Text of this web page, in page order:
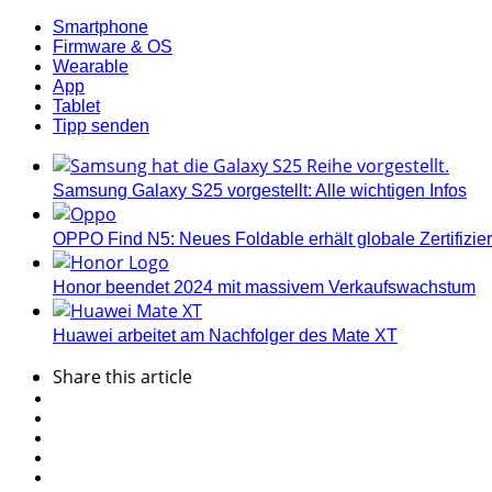
Smartphone
Firmware & OS
Wearable
App
Tablet
Tipp senden
Samsung Galaxy S25 vorgestellt: Alle wichtigen Infos
OPPO Find N5: Neues Foldable erhält globale
Honor beendet 2024 mit massivem Verkaufswachstum
Huawei arbeitet am Nachfolger des Mate XT
Sharethis article